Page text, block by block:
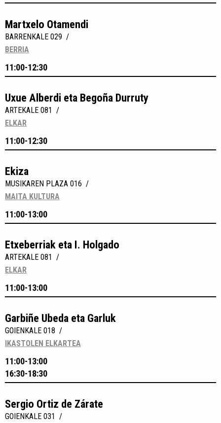
Martxelo Otamendi
BARRENKALE 029 /
BERRIA
11:00-12:30
Uxue Alberdi eta Begoña Durruty
ARTEKALE 081 /
ELKAR
11:00-12:30
Ekiza
MUSIKAREN PLAZA 016 /
MAITA KULTURA
11:00-13:00
Etxeberriak eta I. Holgado
ARTEKALE 081 /
ELKAR
11:00-13:00
Garbiñe Ubeda eta Garluk
GOIENKALE 018 /
IKASTOLEN ELKARTEA
11:00-13:00
16:30-18:30
Sergio Ortiz de Zárate
GOIENKALE 031 /